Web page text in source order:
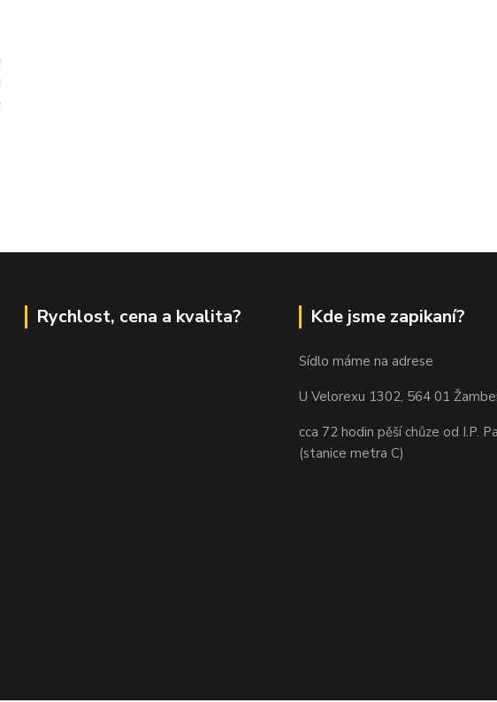
Rychlost, cena a kvalita? Kde jsme zapikaní?
Sídlo máme na adrese
U Velorexu 1302, 564 01
cca 72 hodin pěší chůze od I.P.
(stanice metra C)